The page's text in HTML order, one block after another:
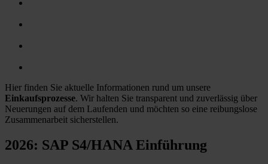
Hier finden Sie aktuelle Informationen rund um unsere
Einkaufsprozesse. Wir halten Sie transparent und zuverlässig über
Neuerungen auf dem Laufenden und möchten so eine reibungslose
Zusammenarbeit sicherstellen.
2026: SAP S4/HANA Einführung